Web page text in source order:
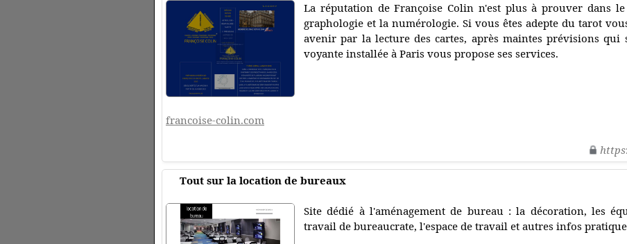
La réputation de Françoise Colin n'est plus à prouver dans
graphologie et la numérologie. Si vous êtes adepte du tarot
avenir par la lecture des cartes, après maintes prévisions qui
voyante installée à Paris vous propose ses services.
francoise-colin.com
https
Tout sur la location de bureaux
Site dédié à l'aménagement de bureau : la décoration, les
travail de bureaucrate, l'espace de travail et autres infos